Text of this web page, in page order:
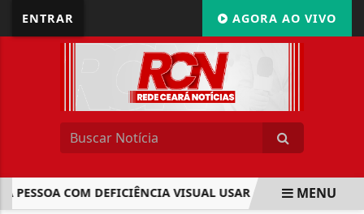
ENTRAR AGORA AO VIVO
PESSOA COM DEFICIÊNCIA VISUAL USAR ÓCULOSMENU